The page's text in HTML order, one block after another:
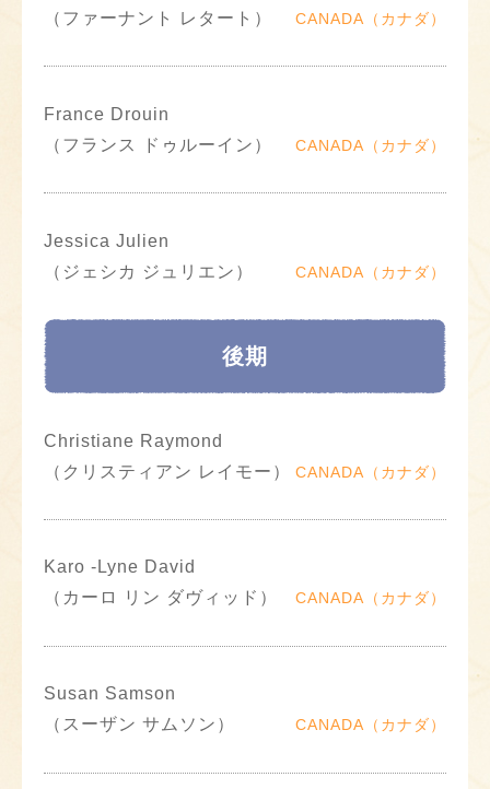
（ファーナント レタート）
CANADA（カナダ）
France Drouin
（フランス ドゥルーイン）
CANADA（カナダ）
Jessica Julien
（ジェシカ ジュリエン）
CANADA（カナダ）
後期
Christiane Raymond
（クリスティアン レイモー）
CANADA（カナダ）
Karo -Lyne David
（カーロ リン ダヴィッド）
CANADA（カナダ）
Susan Samson
（スーザン サムソン）
CANADA（カナダ）